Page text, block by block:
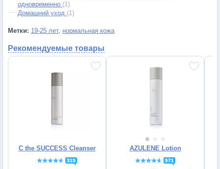
одновременно (1)
Домашний уход (1)
Метки: 19-25 лет, нормальная кожа
Рекомендуемые товары
C the SUCCESS Cleanser
315
AZULENE Lotion
571